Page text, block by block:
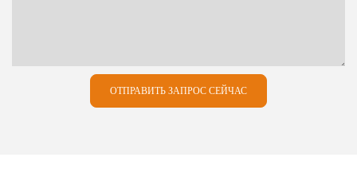
ОТПРАВИТЬ ЗАПРОС СЕЙЧАС